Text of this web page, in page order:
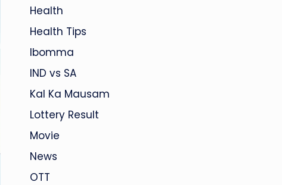
Health
Health Tips
Ibomma
IND vs SA
Kal Ka Mausam
Lottery Result
Movie
News
OTT